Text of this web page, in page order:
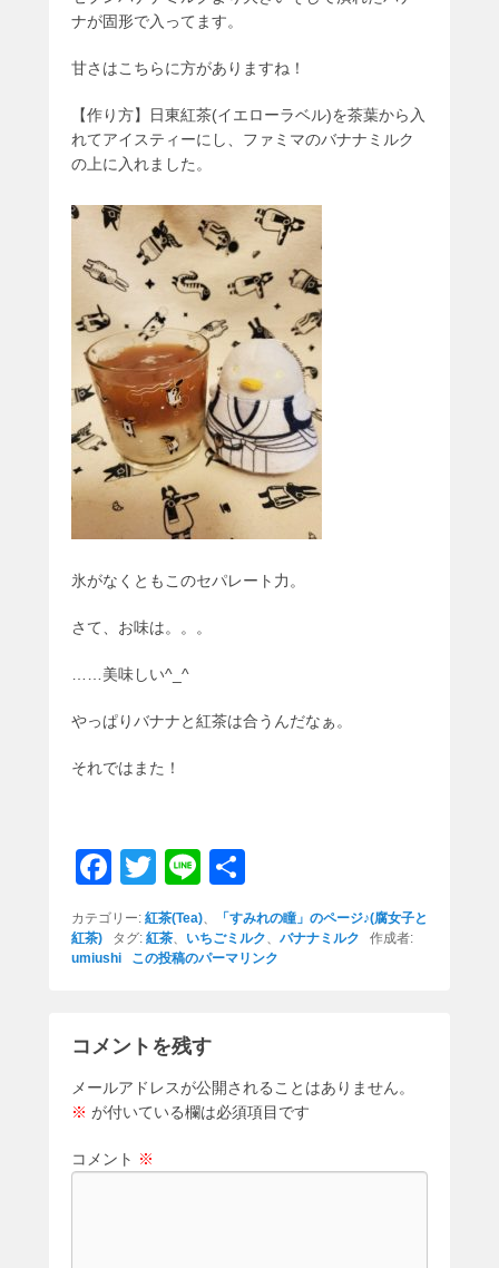
ナが固形で入ってます。
甘さはこちらに方がありますね！
【作り方】日東紅茶(イエローラベル)を茶葉から入
れてアイスティーにし、ファミマのバナナミルク
の上に入れました。
氷がなくともこのセパレート力。
さて、お味は。。。
……美味しい^_^
やっぱりバナナと紅茶は合うんだなぁ。
それではまた！
F
a
c
e
o
o
k
T
wi
tt
er
Li
e
有
カテゴリー: 紅茶(Tea)、
「すみれの瞳」のページ♪(腐女子と
紅茶) タグ: 紅茶、 いちごミルク、 バナナミルク 作成者:
umiushi
この投稿のパーマリンク
コメントを残す
メールアドレスが公開されることはありません。
※ が付いている欄は必須項目です
コメント ※